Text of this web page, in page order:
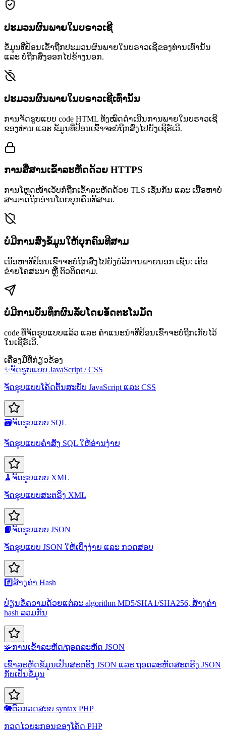
ປະມວນຜົນພາຍໃນບຣາວເຊີ
ຂໍ້ມູນທີ່ປ້ອນເຂົ້າຖືກປະມວນຜົນພາຍໃນບຣາວເຊີຂອງທ່ານເທົ່ານັ້ນ
ແລະ ບໍ່ຖືກສົ່ງອອກໄປຂ້າງນອກ.
ປະມວນຜົນພາຍໃນບຣາວເຊີເທົ່ານັ້ນ
ການຈັດຮູບແບບ code HTML ທັງໝົດດຳເນີນການພາຍໃນບຣາວເຊີ
ຂອງທ່ານ ແລະ ຂໍ້ມູນທີ່ປ້ອນເຂົ້າຈະບໍ່ຖືກສົ່ງໄປຍັງເຊີຣ໌ເວີ.
ການສື່ສານເຂົ້າລະຫັດດ້ວຍ HTTPS
ການໂຫຼດໜ້າເວັບກໍຖືກເຂົ້າລະຫັດດ້ວຍ TLS ເຊັ່ນກັນ ແລະ ເນື້ອຫາບໍ່
ສາມາດຖືກອ່ານໂດຍບຸກຄົນທີສາມ.
ບໍ່ມີການສົ່ງຂໍ້ມູນໃຫ້ບຸກຄົນທີສາມ
ເນື້ອຫາທີ່ປ້ອນເຂົ້າຈະບໍ່ຖືກສົ່ງໄປຍັງບໍລິການພາຍນອກ ເຊັ່ນ: ເຄືອ
ຂ່າຍໂຄສະນາ ຫຼື ຕົວຕິດຕາມ.
ບໍ່ມີການບັນທຶກຜົນລັບໂດຍອັດຕະໂນມັດ
code ທີ່ຈັດຮູບແບບແລ້ວ ແລະ ຄຳແນະນຳທີ່ປ້ອນເຂົ້າຈະບໍ່ຖືກເກັບໄວ້
ໃນເຊີຣ໌ເວີ.
ເຄື່ອງມືທີ່ກ່ຽວຂ້ອງ
✨ຈັດຮູບແບບ JavaScript / CSS
ຈັດຮູບແບບໂຄ້ດຕົ້ນສະບັບ JavaScript ແລະ CSS
🗃️ຈັດຮູບແບບ SQL
ຈັດຮູບແບບຄຳສັ່ງ SQL ໃຫ້ອ່ານງ່າຍ
🧹 ຈັດຮູບແບບ XML
ຈັດຮູບແບບສະຕຣິງ XML
📘 ຈັດຮູບແບບ JSON
ຈັດຮູບແບບ JSON ໃຫ້ເບິ່ງງ່າຍ ແລະ ກວດສອບ
#️⃣ສ້າງຄ່າ Hash
ປ່ຽນຂໍ້ຄວາມດ້ວຍແຕ່ລະ algorithm MD5/SHA1/SHA256, ສ້າງຄ່າ
hash ລວມກັນ
🧩ການເຂົ້າລະຫັດ/ຖອດລະຫັດ JSON
ເຂົ້າລະຫັດຂໍ້ມູນເປັນສະຕຣິງ JSON ແລະ ຖອດລະຫັດສະຕຣິງ JSON
ກັບເປັນຂໍ້ມູນ
🐘ຕົວກວດສອບ syntax PHP
ກວດໄວຍະກອນຂອງໂຄ້ດ PHP